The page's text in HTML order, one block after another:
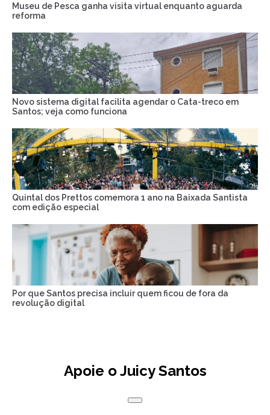
Museu de Pesca ganha visita virtual enquanto aguarda
reforma
Novo sistema digital facilita agendar o Cata-treco em
Santos; veja como funciona
Quintal dos Prettos comemora 1 ano na Baixada Santista
com edição especial
Por que Santos precisa incluir quem ficou de fora da
revolução digital
Apoie o Juicy Santos